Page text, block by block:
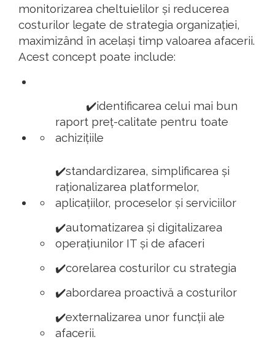
monitorizarea cheltuielilor și reducerea
costurilor legate de strategia organizației,
maximizând în același timp valoarea afacerii.
Acest concept poate include:
✔️identificarea celui mai bun
raport preț-calitate pentru toate
achizițiile
✔️standardizarea, simplificarea și
raționalizarea platformelor,
aplicațiilor, proceselor și serviciilor
✔️automatizarea și digitalizarea
operațiunilor IT și de afaceri
✔️corelarea costurilor cu strategia
✔️abordarea proactivă a costurilor
✔️externalizarea unor funcții ale
afacerii.